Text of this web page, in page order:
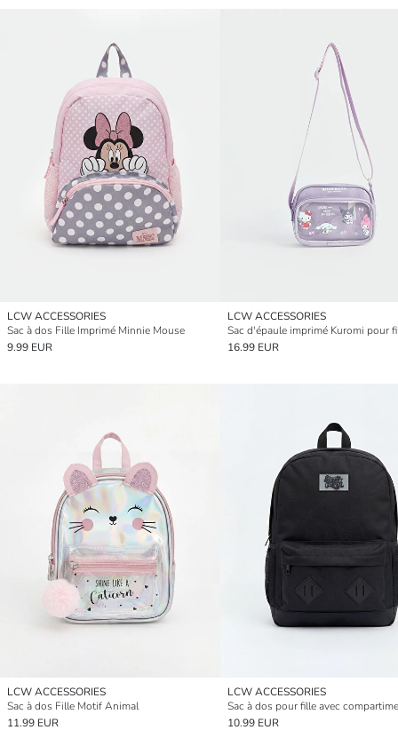
LCW ACCESSORIES
Sac à dos Fille Imprimé Minnie Mouse
9.99 EUR
LCW ACCESSORIES
Sac d'épaule imprimé Kuromi pour
16.99 EUR
LCW ACCESSORIES
Sac à dos Fille Motif Animal
11.99 EUR
LCW ACCESSORIES
10.99 EUR